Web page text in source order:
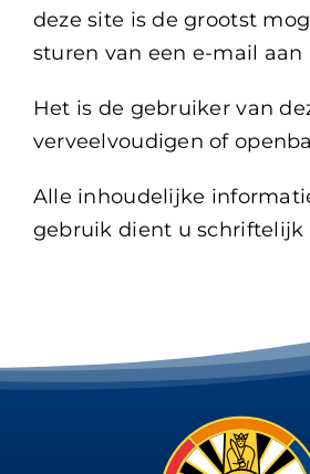
deze site is de grootst
sturen van een e-mail
Het is de gebruiker van
verveelvoudigen of
Alle inhoudelijke
gebruik dient u schriftelijk